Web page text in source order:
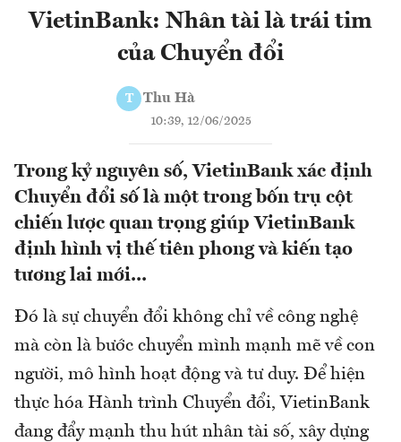
VietinBank: Nhân tài là trái tim
của Chuyển đổi
T Thu Hà
10:39, 12/06/2025
Trong kỷ nguyên số, VietinBank xác định
Chuyển đổi số là một trong bốn trụ cột
chiến lược quan trọng giúp VietinBank
định hình vị thế tiên phong và kiến tạo
tương lai mới...
Đó là sự chuyển đổi không chỉ về công nghệ
mà còn là bước chuyển mình mạnh mẽ về con
người, mô hình hoạt động và tư duy. Để hiện
thực hóa Hành trình Chuyển đổi, VietinBank
đang đẩy mạnh thu hút nhân tài số, xây dựng